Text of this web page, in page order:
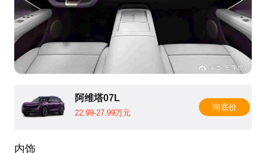
阿维塔07L
22.99-27.99万元
询底价
内饰